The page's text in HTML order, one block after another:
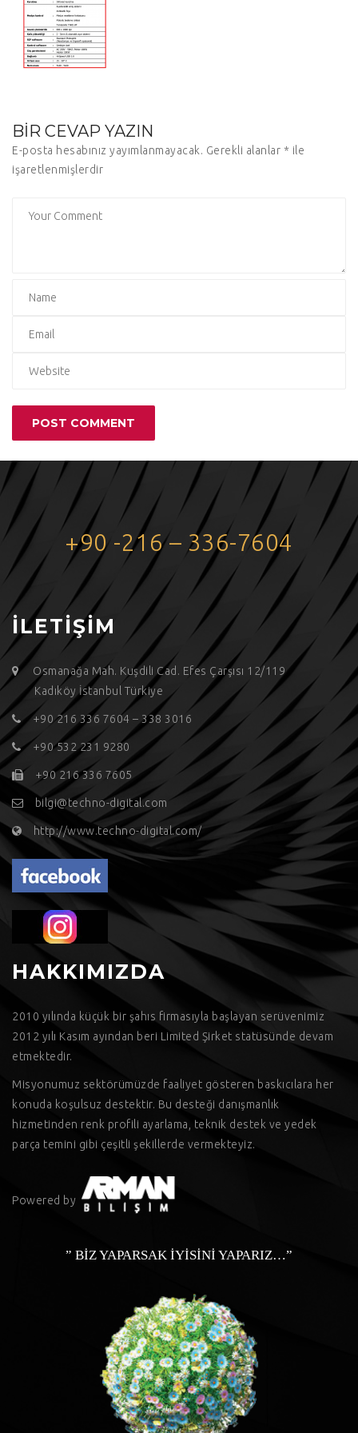
BIR CEVAP YAZIN
E-posta hesabınız yayımlanmayacak. Gerekli alanlar * ile
işaretlenmişlerdir
+90 -216 – 336-7604
İLETİŞİM
Osmanağa Mah. Kuşdili Cad. Efes Çarşısı 12/119
Kadıköy İstanbul Türkiye
+90 216 336 7604 – 338 3016
+90 532 231 9280
+90 216 336 7605
bilgi@techno-digital.com
http://www.techno-digital.com/
HAKKIMIZDA
2010 yılında küçük bir şahıs firmasıyla başlayan serüvenimiz
2012 yılı Kasım ayından beri Limited Şirket statüsünde devam
etmektedir.
Misyonumuz sektörümüzde faaliyet gösteren baskıcılara her
konuda koşulsuz destektir. Bu desteği danışmanlık
hizmetinden renk profili ayarlama, teknik destek ve yedek
parça temini gibi çeşitli şekillerde vermekteyiz.
Powered by
” BİZ YAPARSAK İYİSİNİ YAPARIZ…”